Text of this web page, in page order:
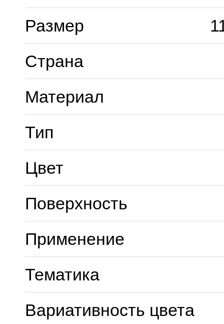
Размер
Страна
Материал
Тип
Цвет
Поверхность
Применение
Тематика
Вариативность цвета